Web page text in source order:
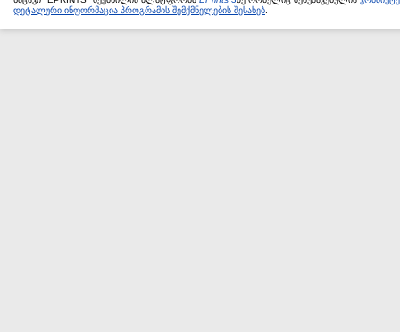
დეტალური ინფორმაცია პროგრამის შემქმნელების შესახებ.